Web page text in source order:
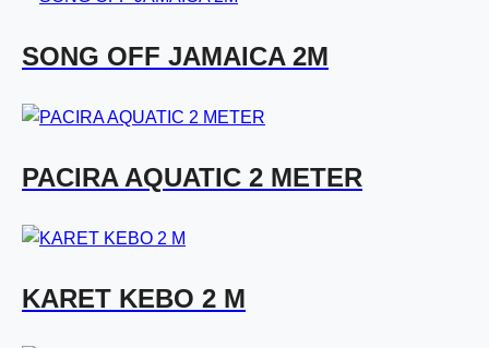
SONG OFF JAMAICA 2M
PACIRA AQUATIC 2 METER
KARET KEBO 2 M